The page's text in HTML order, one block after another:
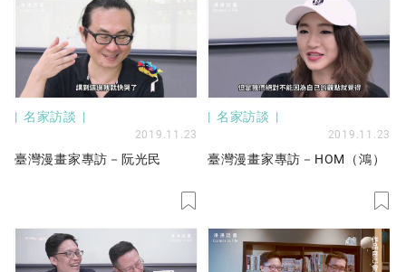
名家訪談
2019.11.23
臺灣漫畫家專訪－阮光民
名家訪談
2019.11.23
臺灣漫畫家專訪－HOM（鴻）